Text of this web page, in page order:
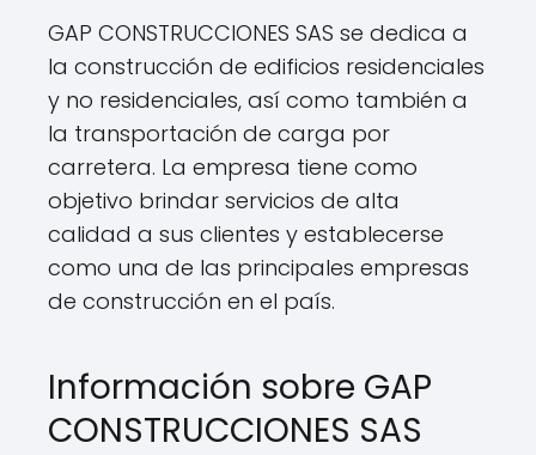
GAP CONSTRUCCIONES SAS se dedica a
la construcción de edificios residenciales
y no residenciales, así como también a
la transportación de carga por
carretera. La empresa tiene como
objetivo brindar servicios de alta
calidad a sus clientes y establecerse
como una de las principales empresas
de construcción en el país.
Información sobre GAP
CONSTRUCCIONES SAS